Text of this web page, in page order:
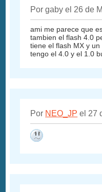
Por gaby el 26 de
ami me parece que
tambien el flash 4.0
tiene el flash MX y
tengo el 4.0 y el 1.0
Por NEO_JP el 27